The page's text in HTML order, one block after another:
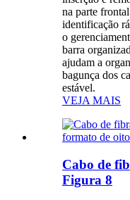
na parte
identificação
o
barra
ajudam a
bagunça dos
estável.
VEJA MAIS
Cabo de
Figura 8